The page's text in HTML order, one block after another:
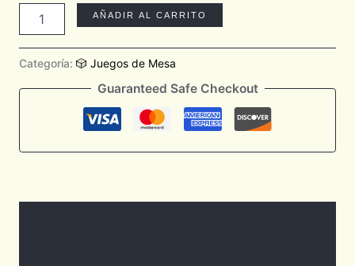
AÑADIR AL CARRITO
Categoría: 🎲 Juegos de Mesa
Guaranteed Safe Checkout